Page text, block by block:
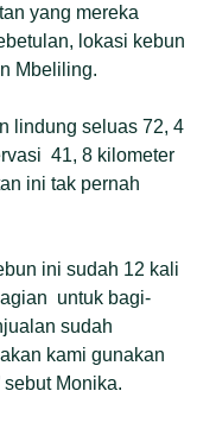
yang mereka
lokasi kebun
Mbeliling.
lindung seluas 72, 4
41, 8 kilometer
ini tak pernah
ini sudah 12 kali
untuk bagi-
sudah
kami gunakan
Monika.